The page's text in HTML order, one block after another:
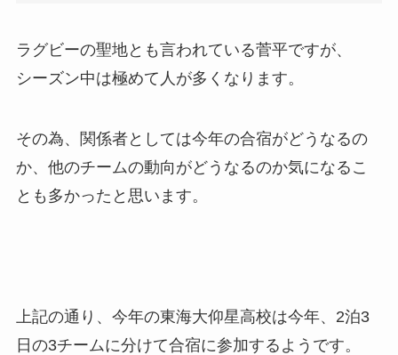
ラグビーの聖地とも言われている菅平ですが、
シーズン中は極めて人が多くなります。
その為、関係者としては今年の合宿がどうなるの
か、他のチームの動向がどうなるのか気になるこ
とも多かったと思います。
上記の通り、今年の東海大仰星高校は今年、2泊3
日の3チームに分けて合宿に参加するようです。